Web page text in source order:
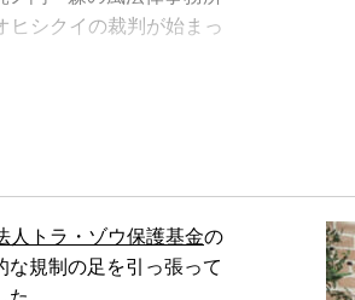
ヒシクイの裁判が始まっ
人トラ・ゾウ保護基金の
規制の足を引っ張って